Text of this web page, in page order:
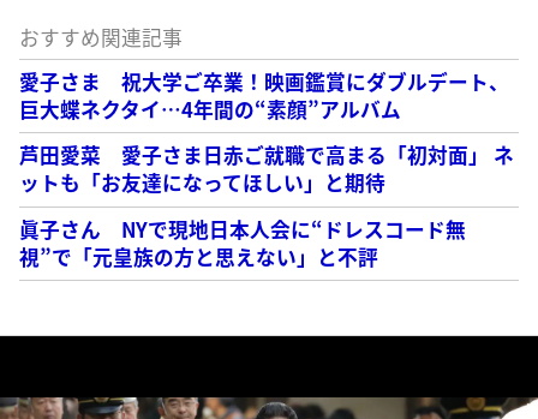
おすすめ関連記事
愛子さま 祝大学ご卒業！映画鑑賞にダブルデート、
巨大蝶ネクタイ…4年間の“素顔”アルバム
芦田愛菜 愛子さま日赤ご就職で高まる「初対面」 ネ
ットも「お友達になってほしい」と期待
眞子さん NYで現地日本人会に“ドレスコード無
視”で「元皇族の方と思えない」と不評